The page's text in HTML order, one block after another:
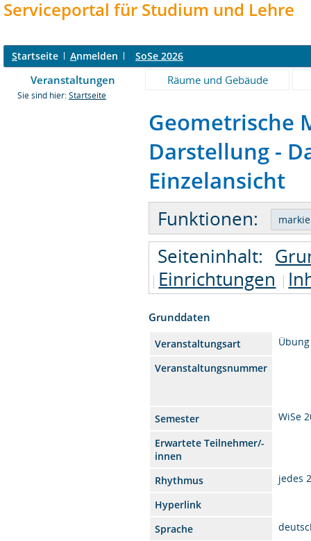
Serviceportal für Studium und Lehre
Startseite Anmelden SoSe 2026
Veranstaltungen Räume und Gebäude
Sie sind hier: Startseite
Geometrische
Darstellung -
Einzelansicht
Funktionen:
Seiteninhalt:
Einrichtungen
Grunddaten
Veranstaltungsart
Übung
Veranstaltungsnummer
Semester
WiSe
Erwartete Teilnehmer/-
innen
Rhythmus
jedes
Hyperlink
Sprache